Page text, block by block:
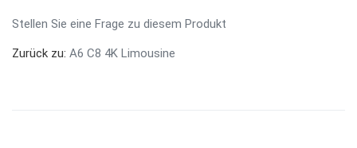
Stellen Sie eine Frage zu diesem Produkt
Zurück zu: A6 C8 4K Limousine